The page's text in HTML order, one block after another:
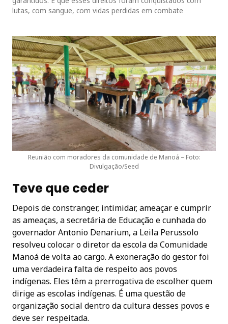
lutas, com sangue, com vidas perdidas em combate
Reunião com moradores da comunidade de Manoá – Foto:
Divulgação/Seed
Teve que ceder
Depois de constranger, intimidar, ameaçar e cumprir
as ameaças, a secretária de Educação e cunhada do
governador Antonio Denarium, a Leila Perussolo
resolveu colocar o diretor da escola da Comunidade
Manoá de volta ao cargo. A exoneração do gestor foi
uma verdadeira falta de respeito aos povos
indígenas. Eles têm a prerrogativa de escolher quem
dirige as escolas indígenas. É uma questão de
organização social dentro da cultura desses povos e
deve ser respeitada.